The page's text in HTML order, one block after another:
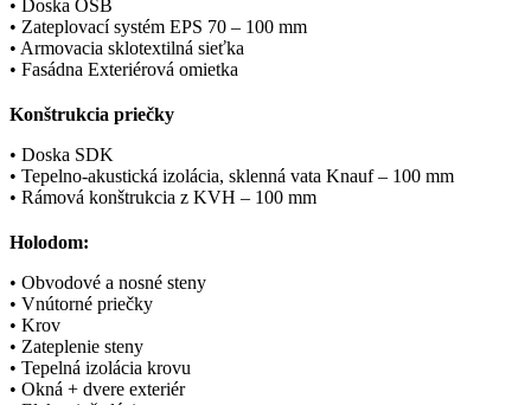
• Doska OSB
• Zateplovací systém EPS 70 – 100 mm
• Armovacia sklotextilná sieťka
• Fasádna Exteriérová omietka
Konštrukcia priečky
• Doska SDK
• Tepelno-akustická izolácia, sklenná vata Knauf – 100 mm
• Rámová konštrukcia z KVH – 100 mm
Holodom:
• Obvodové a nosné steny
• Vnútorné priečky
• Krov
• Zateplenie steny
• Tepelná izolácia krovu
• Okná + dvere exteriér